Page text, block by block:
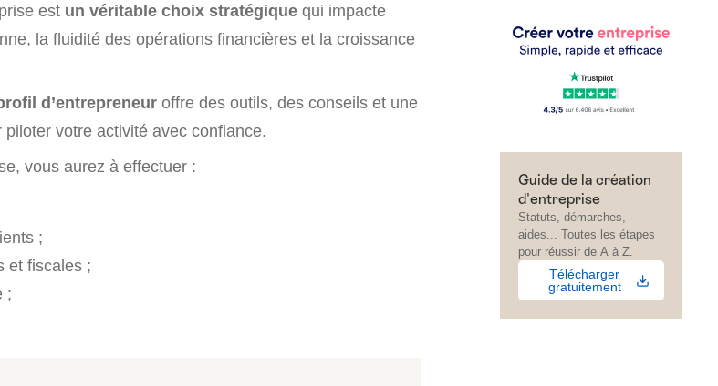
est un véritable choix stratégique qui impacte
la fluidité des opérations financières et la croissance
d’entrepreneur offre des outils, des conseils et une
votre activité avec confiance.
vous aurez à effectuer :
;
et fiscales ;
;
Guide de la création
d'entreprise
Statuts, démarches,
aides... Toutes les étapes
pour réussir de A à Z.
Télécharger
gratuitement